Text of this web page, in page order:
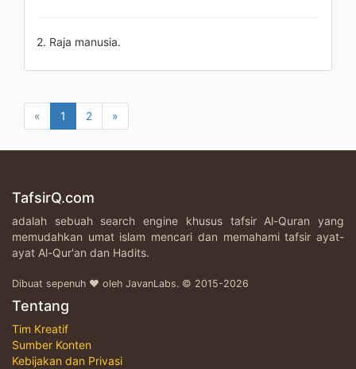
2. Raja manusia.
« 1 2 »
TafsirQ.com
adalah sebuah search engine khusus tafsir Al-Quran yang
memudahkan umat islam mencari dan memahami tafsir ayat-
ayat Al-Qur'an dan Hadits.
Dibuat sepenuh ♥ oleh JavanLabs. © 2015-2026
Tentang
Tim Kreatif
Sumber Konten
Kebijakan dan Privasi